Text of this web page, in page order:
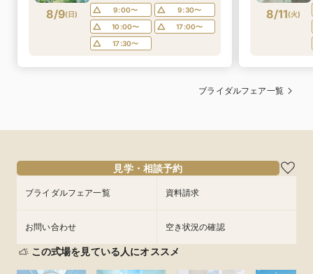
8/9(日) 9:00〜
9:30〜
10:00〜
17:00〜
17:30〜
8/11(火)
ブライダルフェア一覧
見学・相談予約
ブライダルフェア一覧 資料請求
お問い合わせ 空き状況の確認
この式場を見ている人にオススメ